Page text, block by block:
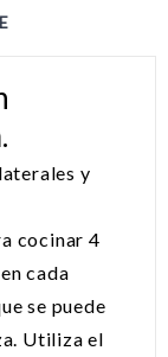
y
cocinar 4
cada
se puede
Utiliza el